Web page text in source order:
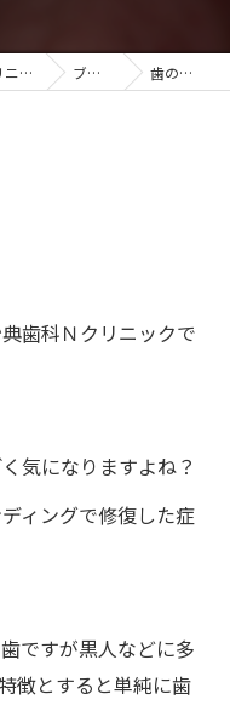
妙典エリアの歯医者なら妙典歯科Nクリニック ブログ 歯の隙間
歯科Ｎクリニックで
気になりますよね？
ィングで修復した症
ですが黒人などに多
徴とすると単純に歯